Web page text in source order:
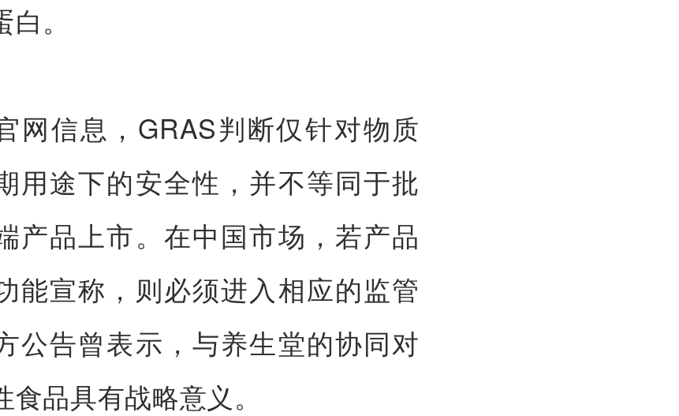
。
网信息，GRAS判断仅针对物质
用途下的安全性，并不等同于批
产品上市。在中国市场，若产品
能宣称，则必须进入相应的监管
公告曾表示，与养生堂的协同对
品具有战略意义。